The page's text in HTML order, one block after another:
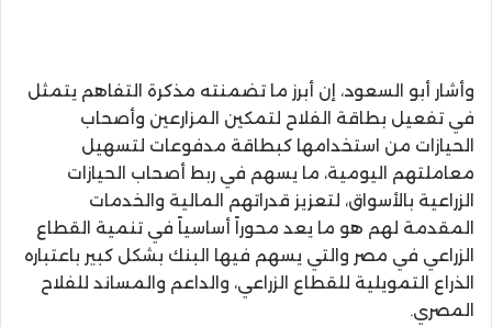
وأشار أبو السعود، إن أبرز ما تضمنته مذكرة التفاهم يتمثل
في تفعيل بطاقة الفلاح لتمكين المزارعين وأصحاب
الحيازات من استخدامها كبطاقة مدفوعات لتسهيل
معاملتهم اليومية، ما يسهم في ربط أصحاب الحيازات
الزراعية بالأسواق، لتعزيز قدراتهم المالية والخدمات
المقدمة لهم هو ما يعد محوراً أساسياً في تنمية القطاع
الزراعي في مصر والتي يسهم فيها البنك بشكل كبير باعتباره
الذراع التمويلية للقطاع الزراعي، والداعم والمساند للفلاح
المصري.